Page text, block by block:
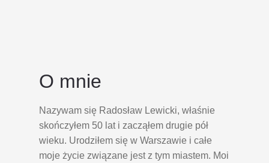
O mnie
Nazywam się Radosław Lewicki, właśnie
skończyłem 50 lat i zacząłem drugie pół
wieku. Urodziłem się w Warszawie i całe
moje życie związane jest z tym miastem. Moi